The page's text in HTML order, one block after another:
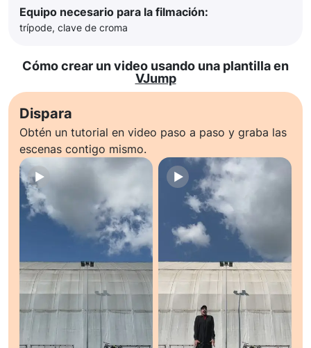
Equipo necesario para la filmación:
trípode, clave de croma
Cómo crear un video usando una plantilla en
VJump
Dispara
Obtén un tutorial en video paso a paso y graba las
escenas contigo mismo.